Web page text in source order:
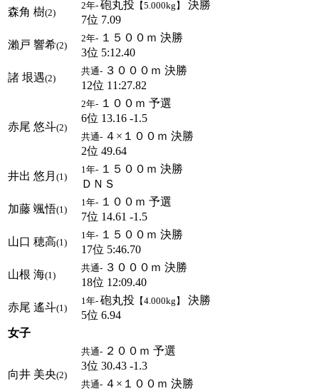
森角 樹(2)
2年- 砲丸投 【5.000kg】
決勝
7位 7.09
瀨戸 響希(2)
2年- １５００ｍ 決勝
3位 5:12.40
諸 垠遇(2)
共通- ３０００ｍ 決勝
12位 11:27.82
赤尾 悠斗(2)
2年- １００ｍ 予選
6位 13.16 -1.5
共通- ４×１００ｍ 決勝
2位 49.64
井出 悠月 (1)
1年- １５００ｍ 決勝
ＤＮＳ
加藤 颯悟(1)
1年- １００ｍ 予選
7位 14.61 -1.5
山口 穂高(1)
1年- １５００ｍ 決勝
17位 5:46.70
山根 海(1)
共通- ３０００ｍ 決勝
18位 12:09.40
赤尾 遙斗(1)
1年- 砲丸投 【4.000kg】
決勝
5位 6.94
女子
向井 美央(2)
共通- ２００ｍ 予選
3位 30.43 -1.3
共通- ４×１００ｍ 決勝